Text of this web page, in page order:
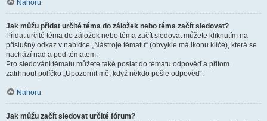
Nahoru
Jak můžu přidat určité téma do záložek nebo téma začít sledovat?
Přidat určité téma do záložek nebo téma začít sledovat můžete kliknutím na
příslušný odkaz v nabídce „Nástroje tématu“ (obvykle má ikonu klíče), která se
nachází nad a pod tématem.
Pro sledování tématu můžete také poslat do tématu odpověď a přitom
zatrhnout políčko „Upozornit mě, když někdo pošle odpověď“.
Nahoru
Jak můžu začít sledovat určité fórum?